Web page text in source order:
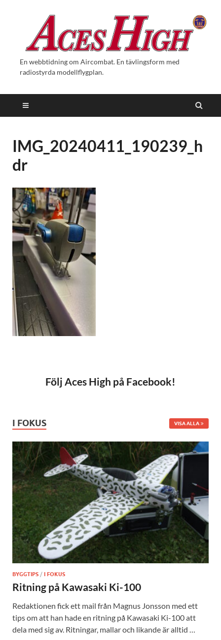
En webbtidning om Aircombat. En tävlingsform med
radiostyrda modellflygplan.
IMG_20240411_190239_h
dr
Följ Aces High på Facebook!
I FOKUS VISA ALLA
BYGGTIPS / I FOKUS
Ritning på Kawasaki Ki-100
Redaktionen fick ett mail från Magnus Jonsson med ett
tips om att han hade en ritning på Kawasaki Ki-100 att
dela med sig av. Ritningar, mallar och likande är alltid …